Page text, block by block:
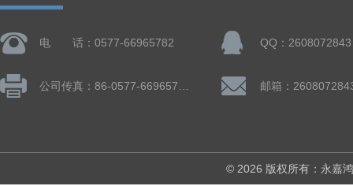
电 话：0577-66965782 QQ：2608072843
邮箱：
© 2026 版权所有：永嘉